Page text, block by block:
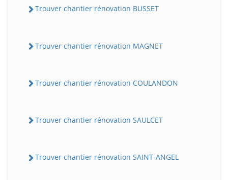
Trouver chantier rénovation BUSSET
Trouver chantier rénovation MAGNET
Trouver chantier rénovation COULANDON
Trouver chantier rénovation SAULCET
Trouver chantier rénovation SAINT-ANGEL
B Assistant en ligne